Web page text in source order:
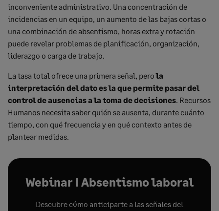
inconveniente administrativo. Una concentración de
incidencias en un equipo, un aumento de las bajas cortas o
una combinación de absentismo, horas extra y rotación
puede revelar problemas de planificación, organización,
liderazgo o carga de trabajo.
La tasa total ofrece una primera señal, perola
interpretación del dato es la que permite pasar del
control de ausencias a la toma de decisiones. Recursos
Humanos necesita saber quién se ausenta, durante cuánto
tiempo, con qué frecuencia y en qué contexto antes de
plantear medidas.
Webinar I Absentismo laboral
Descubre cómo anticiparte a las señales del